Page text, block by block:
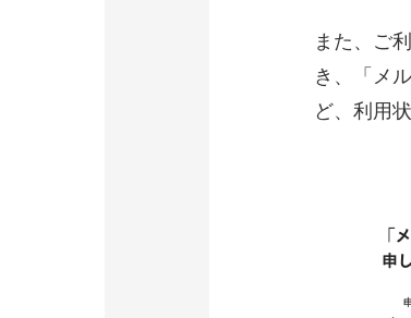
また、ご
き、「メ
ど、利用